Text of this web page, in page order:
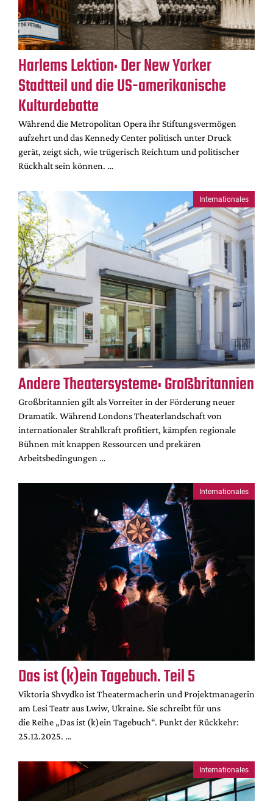
DdB-map
Kalender
Premierensuche
Festival-Planer
Hefte
Alle Hefte
Leseproben
Podcast
Service
Shop / Abo
Newsletter
Redaktion
Autor:innen
Partner
Mediadaten
Suche
Harlems Lektion: Der New Yorker
Stadtteil und die US-amerikanische
Kulturdebatte
Während die Metropolitan Opera ihr Stiftungsvermögen
aufzehrt und das Kennedy Center politisch unter Druck
gerät, zeigt sich, wie trügerisch Reichtum und politischer
Rückhalt sein können. …
Internationales
Andere Theatersysteme: Großbritannien
Großbritannien gilt als Vorreiter in der Förderung neuer
Dramatik. Während Londons Theaterlandschaft von
internationaler Strahlkraft profitiert, kämpfen regionale
Bühnen mit knappen Ressourcen und prekären
Arbeitsbedingungen …
Internationales
Das ist (k)ein Tagebuch. Teil 5
Viktoria Shvydko ist Theatermacherin und Projektmanagerin
am Lesi Teatr aus Lwiw, Ukraine. Sie schreibt für uns
die Reihe „Das ist (k)ein Tagebuch“. Punkt der Rückkehr:
25.12.2025. …
Internationales